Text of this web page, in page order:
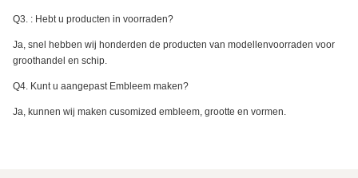
Q3. : Hebt u producten in voorraden?
Ja, snel hebben wij honderden de producten van modellenvoorraden voor
groothandel en schip.
Q4. Kunt u aangepast Embleem maken?
Ja, kunnen wij maken cusomized embleem, grootte en vormen.